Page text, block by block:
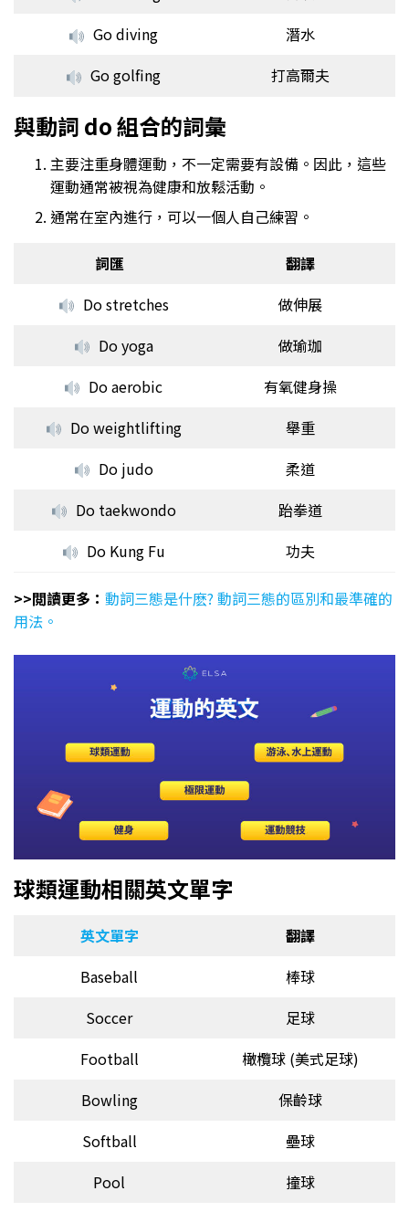
Go diving
潛水
Go golfing
打高爾夫
與動詞 do 組合的詞彙
主要注重身體運動，不一定需要有設備。因此，這些
運動通常被視為健康和放鬆活動。
通常在室內進行，可以一個人自己練習。
詞匯
翻譯
Do stretches
做伸展
Do yoga
做瑜珈
Do aerobic
有氧健身操
Do weightlifting
舉重
Do judo
柔道
Do taekwondo
跆拳道
Do Kung Fu
功夫
>>閲讀更多： 動詞三態是什麽? 動詞三態的區別和最準確的
用法。
球類運動相關英文單字
英文單字
翻譯
Baseball
棒球
Soccer
足球
Football
橄欖球 (美式足球)
Bowling
保齡球
Softball
壘球
Pool
撞球